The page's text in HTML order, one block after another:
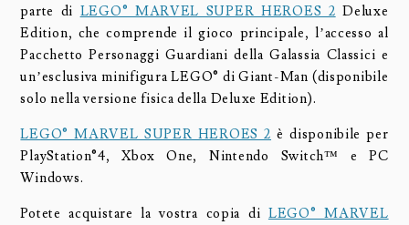
parte di LEGO® MARVEL SUPER HEROES 2 Deluxe
Edition, che comprende il gioco principale, l’accesso al
Pacchetto Personaggi Guardiani della Galassia Classici e
un’esclusiva minifigura LEGO® di Giant-Man (disponibile
solo nella versione fisica della Deluxe Edition).
LEGO® MARVEL SUPER HEROES 2 è disponibile per
PlayStation®4, Xbox One, Nintendo Switch™ e PC
Windows.
Potete acquistare la vostra copia di LEGO® MARVEL